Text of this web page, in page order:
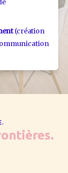
(création